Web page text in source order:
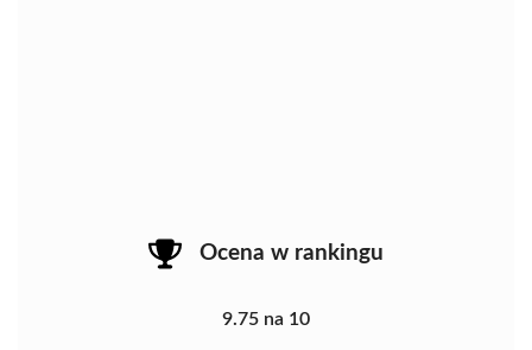
Ocena w rankingu
9.75 na 10